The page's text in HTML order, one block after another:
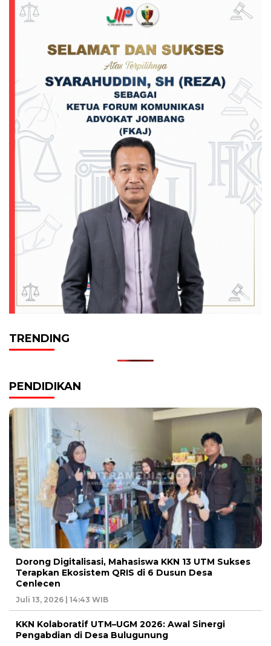
TRENDING
PENDIDIKAN
Dorong Digitalisasi, Mahasiswa KKN 13 UTM Sukses
Terapkan Ekosistem QRIS di 6 Dusun Desa
Cenlecen
Juli 13, 2026 | 14:43 WIB
KKN Kolaboratif UTM–UGM 2026: Awal Sinergi
Pengabdian di Desa Bulugunung